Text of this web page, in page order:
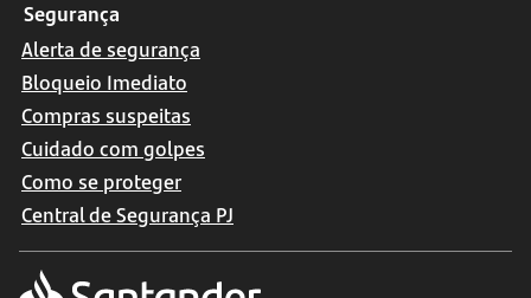
Segurança
Alerta de segurança
Bloqueio Imediato
Compras suspeitas
Cuidado com golpes
Como se proteger
Central de Segurança PJ